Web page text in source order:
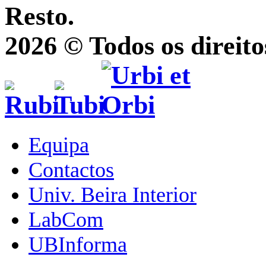
Resto.
2026 © Todos os
Equipa
Contactos
Univ. Beira Interior
LabCom
UBInforma